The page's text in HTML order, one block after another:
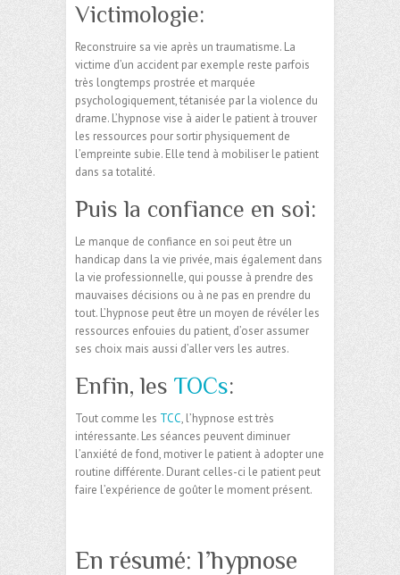
Victimologie:
Reconstruire sa vie après un traumatisme. La
victime d’un accident par exemple reste parfois
très longtemps prostrée et marquée
psychologiquement, tétanisée par la violence du
drame. L’hypnose vise à aider le patient à trouver
les ressources pour sortir physiquement de
l’empreinte subie. Elle tend à mobiliser le patient
dans sa totalité.
Puis la confiance en soi:
Le manque de confiance en soi peut être un
handicap dans la vie privée, mais également dans
la vie professionnelle, qui pousse à prendre des
mauvaises décisions ou à ne pas en prendre du
tout. L’hypnose peut être un moyen de révéler les
ressources enfouies du patient, d’oser assumer
ses choix mais aussi d’aller vers les autres.
Enfin, les TOCs:
Tout comme les TCC, l’hypnose est très
intéressante. Les séances peuvent diminuer
l’anxiété de fond, motiver le patient à adopter une
routine différente. Durant celles-ci le patient peut
faire l’expérience de goûter le moment présent.
En résumé: l’hypnose